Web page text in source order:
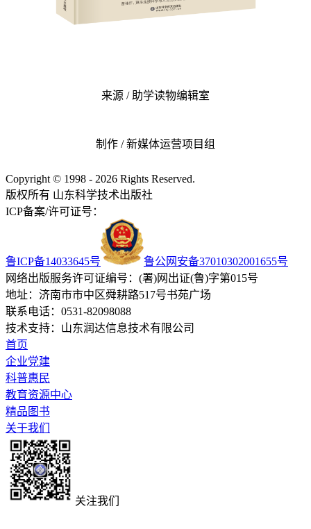
来源 / 助学读物编辑室
制作 / 新媒体运营项目组
Copyright © 1998 - 2026 Rights Reserved.
版权所有 山东科学技术出版社
ICP备案/许可证号：
鲁ICP备14033645号
鲁公网安备37010302001655号
网络出版服务许可证编号：(署)网出证(鲁)字第015号
地址：济南市市中区舜耕路517号书苑广场
联系电话：0531-82098088
技术支持：山东润达信息技术有限公司
首页
企业党建
科普惠民
教育资源中心
精品图书
关于我们
关注我们